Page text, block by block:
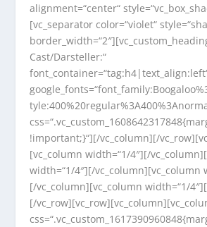
alignment=“center“
[vc_separator color=“violet“
Cast/Darsteller:“
!important;}“][/vc_column][/
[vc_column width=“1/4″][/
width=“1/4″][/vc_column][vc_column
[/vc_column][vc_column width=“1/
[/